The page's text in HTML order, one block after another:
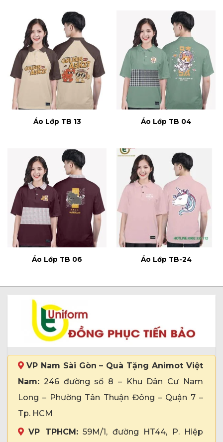
Áo Lớp TB 13 Áo Lớp TB 04
Áo Lớp TB 06 Áo Lớp TB-24
VP Nam Sài Gòn – Quà Tặng Animot Việt
Nam: 246 đường số 8 – Khu Dân Cư Nam
Long – Phường Tân Thuận Đông – Quận 7 –
Tp. HCM
VP TPHCM:59M/1, đường HT44, P. Hiệp